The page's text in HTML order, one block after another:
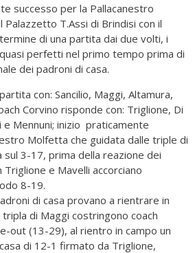
successo per la Pallacanestro
T.Assi di Brindisi con il
di una partita dai due volti, i
perfetti nel primo tempo prima di
dei padroni di casa.
con: Sancilio, Maggi, Altamura,
Corvino risponde con: Triglione, Di
e Mennuni; inizio praticamente
Molfetta che guidata dalle triple di
sul 3-17, prima della reazione dei
Triglione e Mavelli accorciano
8-19.
di casa provano a rientrare in
di Maggi costringono coach
out (13-29), al rientro in campo un
di 12-1 firmato da Triglione,